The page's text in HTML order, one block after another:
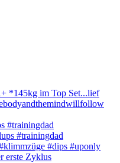
#trainingdad
erste Zyklus